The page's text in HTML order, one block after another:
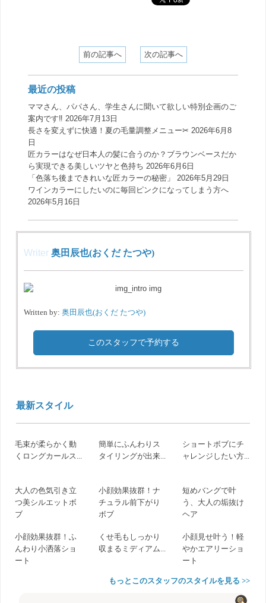
前の記事へ 次の記事へ
最近の投稿
ママさん、パパさん、学生さんに聞いて欲しい特別企画のご
案内です‼️ 2026年7月13日
長さを変えずに快適！夏の毛量調整メニュー✂︎ 2026年6月8
日
匠カラーはなぜ日本人の髪に合うのか？ブラウンベースだか
ら実現できる美しいツヤと色持ち 2026年6月6日
「色落ち後まできれいな匠カラーの秘密」
2026年5月29日
ワインカラーにしたいのに毎回ピンクになってしまう方へ
2026年5月16日
Writer奥田辰也(おくだ たつや)
Written by:奥田辰也(おくだ たつや)
このスタッフで予約する
最新スタイル
毛束が柔らかく動
くロングカールス...
簡単にふんわりス
タイリングが出来...
ショートボブにチ
ャレンジしたい方...
大人の色気引き立
つ美シルエットボ
ブ
小顔効果抜群！ナ
チュラル前下がり
ボブ
短めバングで叶
う、大人の垢抜け
ヘア
小顔効果抜群！ふ
んわり小洒落ショ
ート
くせ毛もしっかり
収まるミディアム...
小顔見せ叶う！軽
やかエアリーショ
ート
もっとこのスタッフのスタイルを見る >>